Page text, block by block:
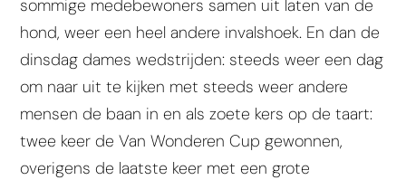
sommige medebewoners samen uit laten van de
hond, weer een heel andere invalshoek. En dan de
dinsdag dames wedstrijden: steeds weer een dag
om naar uit te kijken met steeds weer andere
mensen de baan in en als zoete kers op de taart:
twee keer de Van Wonderen Cup gewonnen,
overigens de laatste keer met een grote